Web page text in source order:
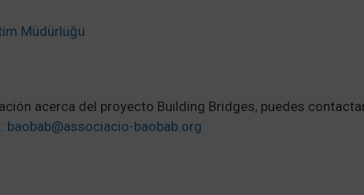
Müdürlüğü
acerca del proyecto Building Bridges, puedes
baobab@associacio-baobab.org